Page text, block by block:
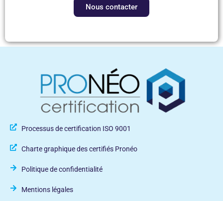
Nous contacter
Processus de certification ISO 9001
Charte graphique des certifiés Pronéo
Politique de confidentialité
Mentions légales